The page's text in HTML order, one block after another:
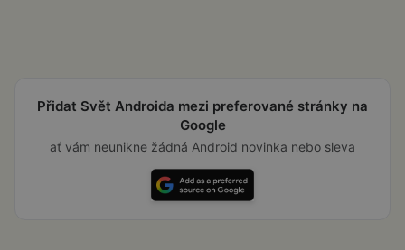
Přidat Svět Androida mezi preferované stránky na
Google
ať vám neunikne žádná Android novinka nebo sleva